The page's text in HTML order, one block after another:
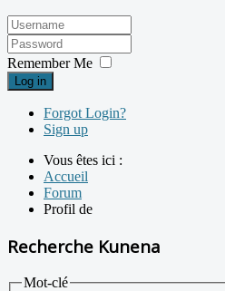
Remember Me
Log in
Forgot Login?
Sign up
Vous êtes ici :
Accueil
Forum
Profil de
Recherche Kunena
Mot-clé